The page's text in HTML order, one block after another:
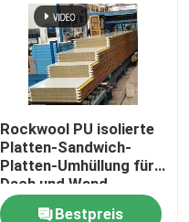
Rockwool PU isolierte
Platten-Sandwich-
Platten-Umhüllung für
Dach und Wand
Bestpreis